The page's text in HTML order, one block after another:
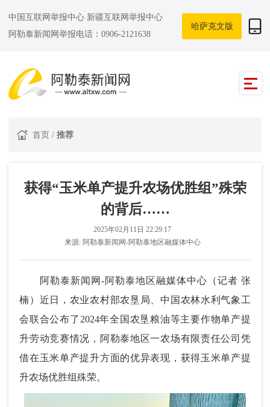
中国互联网举报中心 新疆互联网举报中心
阿勒泰新闻网举报电话：0906-2121638
哈萨克文版
首页 / 推荐
获得“玉米单产提升农场优胜组”殊荣
的背后……
2025年02月11日 22:29:17
来源: 阿勒泰新闻网-阿勒泰地区融媒体中心
阿勒泰新闻网-阿勒泰地区融媒体中心（记者 张
楠）近日，农业农村部农垦局、中国农林水利气象工
会联合公布了2024年全国农垦粮油等主要作物单产提
升劳动竞赛情况，阿勒泰地区一农场有限责任公司凭
借在玉米单产提升方面的优异表现，获得玉米单产提
升农场优胜组殊荣。